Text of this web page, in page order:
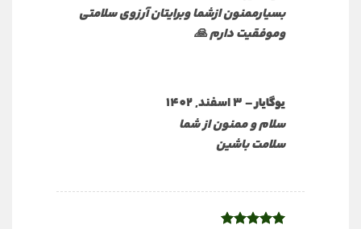
بسیارممنون ازشما وبرایتان آرزوی سلامتی
وموفقیت دارم 🙏
یوگایار–3 اسفند, 1402
سلام و ممنون از شما
سلامت باشین